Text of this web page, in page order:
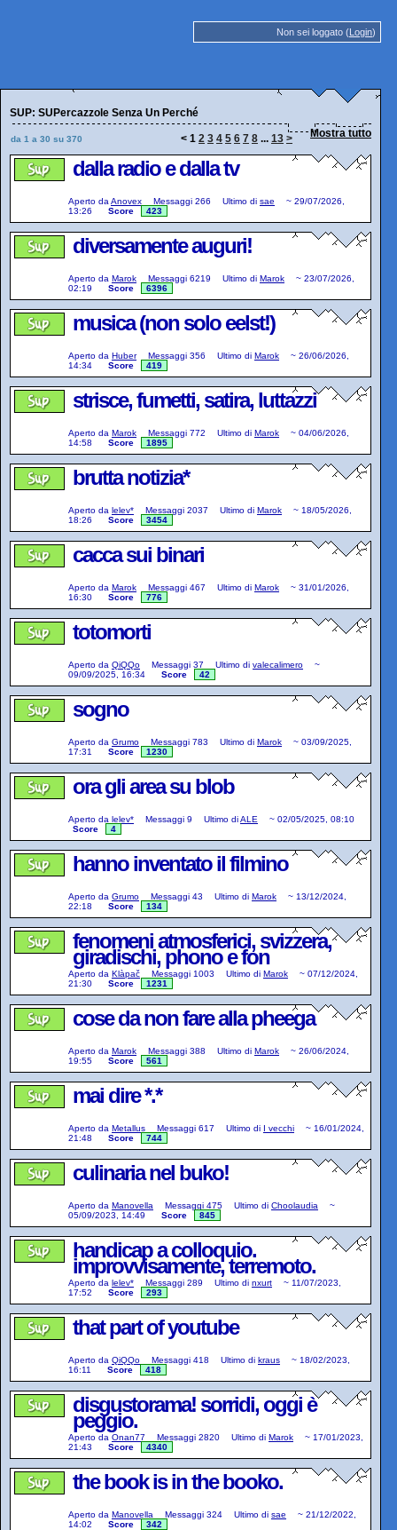
Non sei loggato (Login)
SUP: SUPercazzole Senza Un Perché
Mostra tutto
da 1 a 30 su 370 < 1 2 3 4 5 6 7 8 ... 13 >
dalla radio e dalla tv
Aperto da Anovex Messaggi 266 Ultimo di sae ~ 29/07/2026,
13:26
Score 423
diversamente auguri!
Aperto da Marok Messaggi 6219 Ultimo di Marok ~ 23/07/2026,
02:19
Score 6396
musica (non solo eelst!)
Aperto da Huber Messaggi 356 Ultimo di Marok ~ 26/06/2026,
14:34
Score 419
strisce, fumetti, satira, luttazzi
Aperto da Marok Messaggi 772 Ultimo di Marok ~ 04/06/2026,
14:58
Score 1895
brutta notizia*
Aperto da lelev* Messaggi 2037 Ultimo di Marok ~ 18/05/2026,
18:26
Score 3454
cacca sui binari
Aperto da Marok Messaggi 467 Ultimo di Marok ~ 31/01/2026,
16:30
Score 776
totomorti
Aperto da QiQQo Messaggi 37 Ultimo di valecalimero
~
09/09/2025, 16:34
Score 42
sogno
Aperto da Grumo Messaggi 783 Ultimo di Marok ~ 03/09/2025,
17:31
Score 1230
ora gli area su blob
Aperto da lelev* Messaggi 9 Ultimo diALE ~ 02/05/2025, 08:10
Score
4
hanno inventato il filmino
Aperto da Grumo Messaggi 43 Ultimo di Marok ~ 13/12/2024,
22:18
Score 134
fenomeni atmosferici, svizzera,
giradischi, phono e fon
Aperto da Klàpač Messaggi 1003 Ultimo di Marok ~ 07/12/2024,
21:30
Score 1231
cose da non fare alla pheega
Aperto da Marok Messaggi 388 Ultimo di Marok ~ 26/06/2024,
19:55
Score 561
mai dire *.*
Aperto da Metallus Messaggi 617 Ultimo di I vecchi ~ 16/01/2024,
21:48
Score 744
culinaria nel buko!
Aperto da Manovella Messaggi 475 Ultimo di Choolaudia
~
05/09/2023, 14:49
Score 845
handicap a colloquio.
improvvisamente, terremoto.
Aperto da lelev* Messaggi 289 Ultimo di nxurt ~ 11/07/2023,
17:52
Score 293
that part of youtube
Aperto da QiQQo Messaggi 418 Ultimo di kraus ~ 18/02/2023,
16:11
Score 418
disgustorama! sorridi, oggi è
peggio.
Aperto da Onan77 Messaggi 2820 Ultimo di Marok ~ 17/01/2023,
21:43
Score 4340
the book is in the booko.
Aperto da Manovella Messaggi 324 Ultimo di sae ~ 21/12/2022,
14:02
Score 342